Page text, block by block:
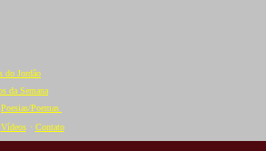
do Jordão
da Semana
Poesias/Poemas
Vídeos · Contato